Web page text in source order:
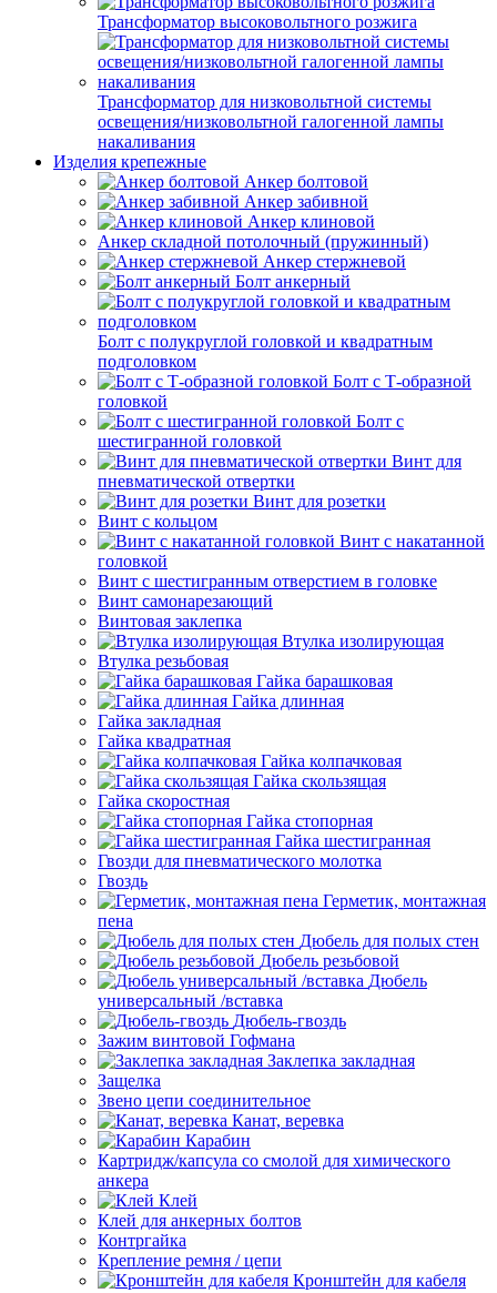
Трансформатор высоковольтного розжига
Трансформатор для низковольтной системы
освещения/низковольтной галогенной лампы
накаливания
Изделия крепежные
Анкер болтовой
Анкер забивной
Анкер клиновой
Анкер складной потолочный (пружинный)
Анкер стержневой
Болт анкерный
Болт с полукруглой головкой и квадратным
подголовком
Болт с Т-образной
головкой
Болт с
шестигранной головкой
Винт для
пневматической отвертки
Винт для розетки
Винт с кольцом
Винт с накатанной
головкой
Винт с шестигранным отверстием в головке
Винт самонарезающий
Винтовая заклепка
Втулка изолирующая
Втулка резьбовая
Гайка барашковая
Гайка длинная
Гайка закладная
Гайка квадратная
Гайка колпачковая
Гайка скользящая
Гайка скоростная
Гайка стопорная
Гайка шестигранная
Гвозди для пневматического молотка
Гвоздь
Герметик, монтажная
пена
Дюбель для полых стен
Дюбель резьбовой
Дюбель
универсальный /вставка
Дюбель-гвоздь
Зажим винтовой Гофмана
Заклепка закладная
Защелка
Звено цепи соединительное
Канат, веревка
Карабин
Картридж/капсула со смолой для химического
анкера
Клей
Клей для анкерных болтов
Контргайка
Крепление ремня / цепи
Кронштейн для кабеля